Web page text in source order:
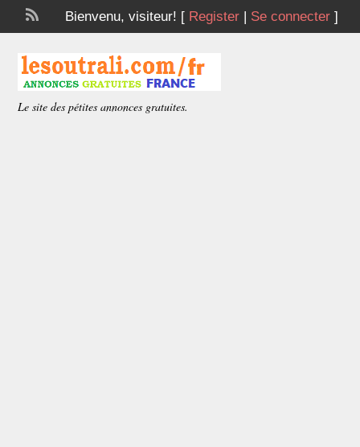
Bienvenu, visiteur! [ Register| Se connecter]
Le site des pétites annonces gratuites.